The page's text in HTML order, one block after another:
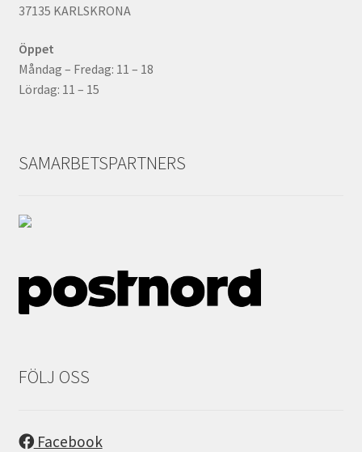
37135 KARLSKRONA
Öppet
Måndag – Fredag: 11 – 18
Lördag: 11 – 15
SAMARBETSPARTNERS
FÖLJ OSS
Facebook